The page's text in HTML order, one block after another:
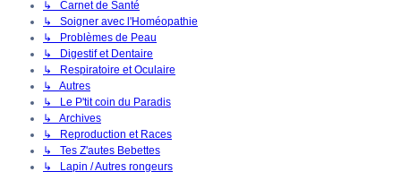
↳ Carnet de Santé
↳ Soigner avec l'Homéopathie
↳ Problèmes de Peau
↳ Digestif et Dentaire
↳ Respiratoire et Oculaire
↳ Autres
↳ Le P'tit coin du Paradis
↳ Archives
↳ Reproduction et Races
↳ Tes Z'autes Bebettes
↳ Lapin / Autres rongeurs